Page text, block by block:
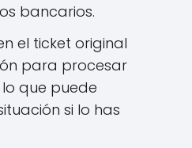
bancarios.
el ticket original
para procesar
que puede
si lo has